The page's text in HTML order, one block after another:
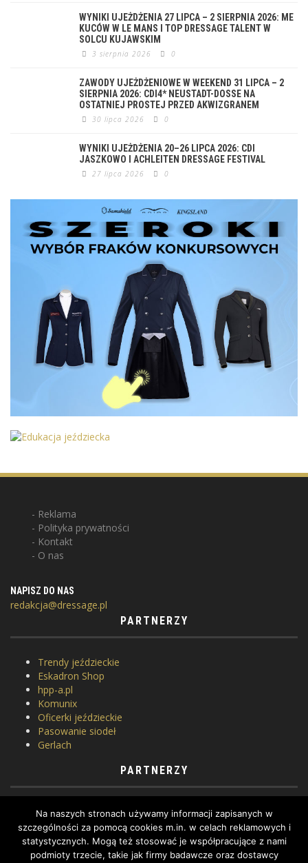
WYNIKI UJEŻDŻENIA 27 LIPCA – 2 SIERPNIA 2026: ME
KUCÓW W LE MANS I TOP DRESSAGE TALENT W
SOLCU KUJAWSKIM
3 sierpnia 2026 0
ZAWODY UJEŻDŻENIOWE W WEEKEND 31 LIPCA – 2
SIERPNIA 2026: CDI4* NEUSTADT-DOSSE NA
OSTATNIEJ PROSTEJ PRZED AKWIZGRANEM
30 lipca 2026 0
WYNIKI UJEŻDŻENIA 20–26 LIPCA 2026: CDI
JASZKOWO I ACHLEITEN DRESSAGE FESTIVAL
27 lipca 2026 0
Reklama
Polityka prywatności
Kontakt
O nas
NAPISZ DO NAS
redakcja@dressage.pl
PARTNERZY
Trendy jeździeckie
Eskadron Shop
hpp-a.pl
Komunix
Oficerki jeździeckie
Pasowanie siodeł
Gerlach
PARTNERZY
Horse Equipment
Siodlarnia
Szkoła jeździectwa
WhatToDo
Na naszych stronach używamy informacji zapisanych w
szczególności za pomocą cookies m.in. w celach reklamowych i
statystycznych. Mogą też stosować je współpracujące z nami
podmioty trzecie, takie jak firmy badawcze oraz dostawcy